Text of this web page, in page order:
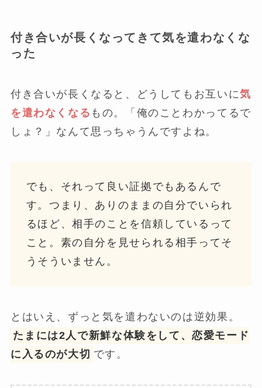
付き合いが長くなってきて気を遣わなくな
った
付き合いが長くなると、どうしてもお互いに気
を遣わなくなる もの。「俺のことわかってるで
しょ？」なんて思っちゃうんですよね。
でも、それって良い証拠でもあるんで
す。つまり、ありのままの自分でいられ
るほど、相手のことを信頼しているって
こと。素の自分を見せられる相手ってそ
うそういません。
とはいえ、ずっと気を遣わないのは逆効果。
たまには2人で新鮮な体験をして、恋愛モード
に入るのが大切 です。